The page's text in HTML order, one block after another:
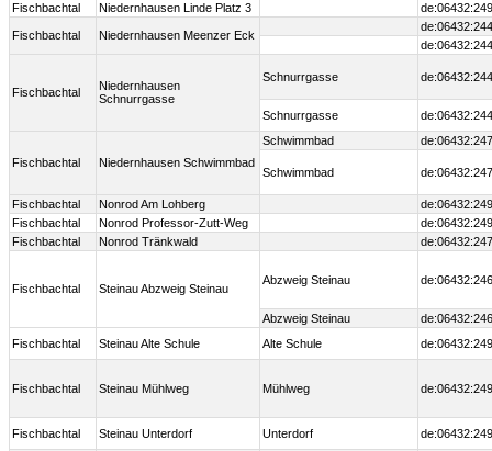
Fischbachtal
Niedernhausen Linde Platz 3
Fischbachtal Niedernhausen Meenzer Eck
Fischbachtal
Niedernhausen
Schnurrgasse
Schnurrgasse
Schnurrgasse
Fischbachtal Niedernhausen Schwimmbad
Schwimmbad
Schwimmbad
Fischbachtal Nonrod Am Lohberg
Fischbachtal
Nonrod Professor-Zutt-Weg
Fischbachtal
Nonrod Tränkwald
Fischbachtal Steinau Abzweig Steinau
Abzweig Steinau
Abzweig Steinau
Fischbachtal
Steinau Alte Schule Alte Schule
Fischbachtal Steinau Mühlweg Mühlweg
Fischbachtal Steinau Unterdorf Unterdorf